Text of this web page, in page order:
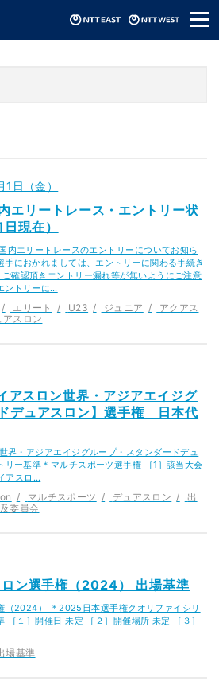
メ
ニ
」のニュース
日（金）
エリートレース・エントリー状
現在）
内エリートレースのエントリーについてお知ら
手におかれましては、エントリーに関わる手続き
確認頂きエントリー漏れ等が無いようにご注意
ントリーに…
エリート U23 ジュニア
アクアス
アスロン
アスロン世界・アジアエイジグ
デュアスロン】選手権 日本代
界・アジアエイジグループ・スタンダードデュ
リー基準＊マルチスポーツ選手権 ［1］該当大会
アスロ…
マルチスポーツ デュアスロン
出
委員会
ン選手権（2024） 出場基準
（2024） ＊2025日本選手権クオリファイシリ
［１］開催日 未定 ［２］開催場所 未定 ［３］
場基準